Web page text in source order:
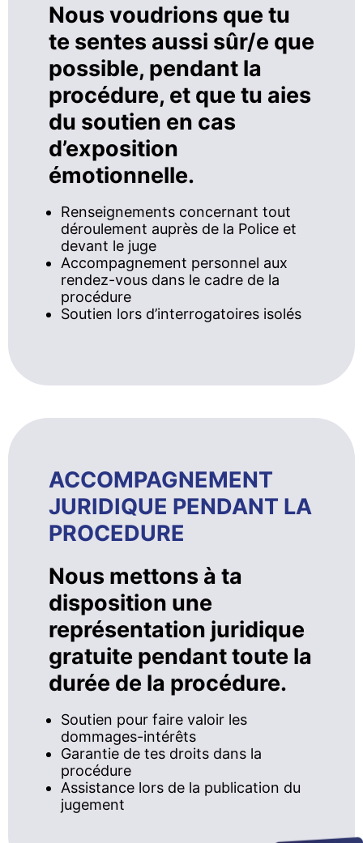
Nous voudrions que tu
te sentes aussi sûr/e que
possible, pendant la
procédure, et que tu aies
du soutien en cas
d’exposition
émotionnelle.
Renseignements concernant tout
déroulement auprès de la Police et
devant le juge
Accompagnement personnel aux
rendez-vous dans le cadre de la
procédure
Soutien lors d’interrogatoires isolés
ACCOMPAGNEMENT
JURIDIQUE PENDANT LA
PROCEDURE
Nous mettons à ta
disposition une
représentation juridique
gratuite pendant toute la
durée de la procédure.
Soutien pour faire valoir les
dommages-intérêts
Garantie de tes droits dans la
procédure
Assistance lors de la publication du
jugement